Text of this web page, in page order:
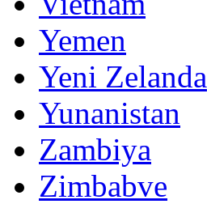
Yemen
Yeni Zelanda
Yunanistan
Zambiya
Zimbabve